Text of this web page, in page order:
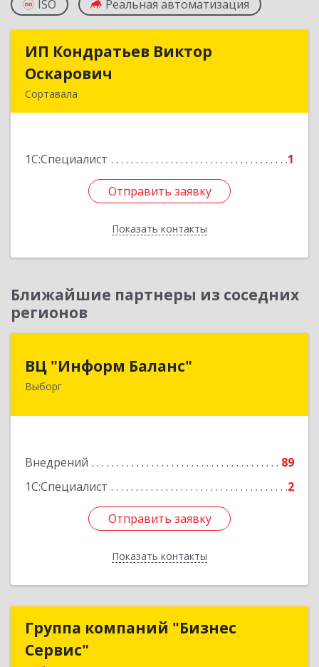
ISO Реальная автоматизация
ИП Кондратьев Виктор
Оскарович
Сортавала
1С:Специалист 1
Отправить заявку
Показать контакты
ИП Кондратьев Виктор
Подробнее
Отправить заявку
Назад
Ближайшие партнеры из соседних
регионов
ВЦ "Информ Баланс"
Выборг
Внедрений
89
1С:Специалист
2
Отправить заявку
Показать контакты
188800, Ленинградская обл, Выборгский р-н,
Отправить заявку
Назад
Группа компаний "Бизнес
Сервис"
Группа компаний "Бизнес